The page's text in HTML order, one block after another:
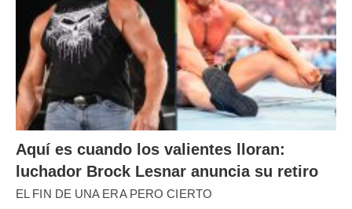
Aquí es cuando los valientes lloran:
luchador Brock Lesnar anuncia su retiro
EL FIN DE UNA ERA PERO CIERTO